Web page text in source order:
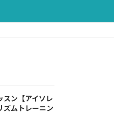
スン【アイソレ
ズムトレーニン